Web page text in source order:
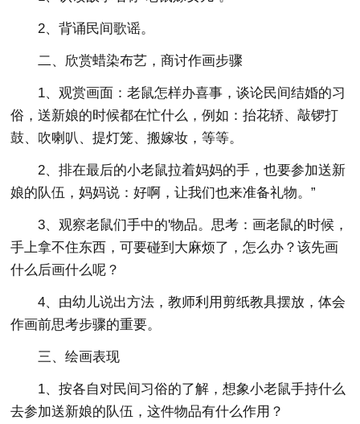
2、背诵民间歌谣。
二、欣赏蜡染布艺，商讨作画步骤
1、观赏画面：老鼠怎样办喜事，谈论民间结婚的习
俗，送新娘的时候都在忙什么，例如：抬花轿、敲锣打
鼓、吹喇叭、提灯笼、搬嫁妆，等等。
2、排在最后的小老鼠拉着妈妈的手，也要参加送新
娘的队伍，妈妈说：好啊，让我们也来准备礼物。”
3、观察老鼠们手中的'物品。思考：画老鼠的时候，
手上拿不住东西，可要碰到大麻烦了，怎么办？该先画
什么后画什么呢？
4、由幼儿说出方法，教师利用剪纸教具摆放，体会
作画前思考步骤的重要。
三、绘画表现
1、按各自对民间习俗的了解，想象小老鼠手持什么
去参加送新娘的队伍，这件物品有什么作用？